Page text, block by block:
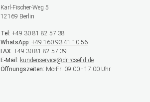
Karl-Fischer-Weg 5
12169 Berlin
Tel: +49 30 81 82 57 38
WhatsApp: +49 160 93 41 10 56
FAX: +49 30 81 82 57 39
E-Mail: kundenservice@dr-rosefid.de
Öffnungszeiten: Mo-Fr: 09:00 - 17:00 Uhr